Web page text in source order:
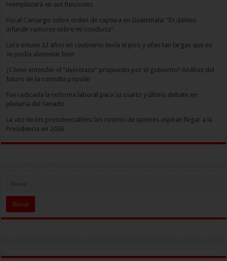
reemplazará en sus funciones
Fiscal Camargo sobre orden de captura en Guatemala: “Es dañino
infundir rumores sobre mi conducta”
Lora estuvo 32 años en cautiverio: tenía el pico y uñas tan largas que no
se podía alimentar bien
¿Cómo entender el “decretazo” propuesto por el gobierno? Análisis del
futuro de la consulta popular
Fue radicada la reforma laboral para su cuarto y último debate en
plenaria del Senado
La voz de los presidenciables: los rostros de quienes aspiran llegar a la
Presidencia en 2026